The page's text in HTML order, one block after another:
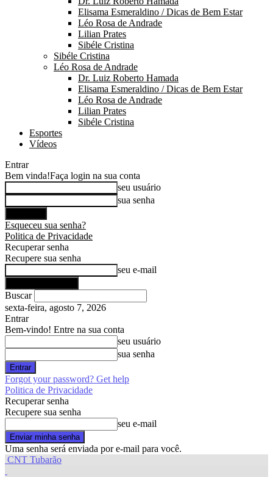
Elisama Esmeraldino / Dicas de Bem Estar
Léo Rosa de Andrade
Lilian Prates
Sibéle Cristina
Sibéle Cristina
Léo Rosa de Andrade
Dr. Luiz Roberto Hamada
Elisama Esmeraldino / Dicas de Bem Estar
Léo Rosa de Andrade
Lilian Prates
Sibéle Cristina
Esportes
Vídeos
Entrar
Bem vinda!Faça login na sua conta
seu usuário
sua senha
Esqueceu sua senha?
Politica de Privacidade
Recuperar senha
Recupere sua senha
seu e-mail
Buscar
sexta-feira, agosto 7, 2026
Entrar
Bem-vindo! Entre na sua conta
seu usuário
sua senha
Forgot your password? Get help
Politica de Privacidade
Recuperar senha
Recupere sua senha
seu e-mail
Uma senha será enviada por e-mail para você.
CNT Tubarão